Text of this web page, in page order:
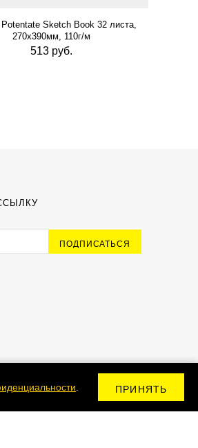
Sketch Book 32 листа,
270х390мм, 110г/м
513 руб.
Сделано в Kodix
ПРИНЯТЬ